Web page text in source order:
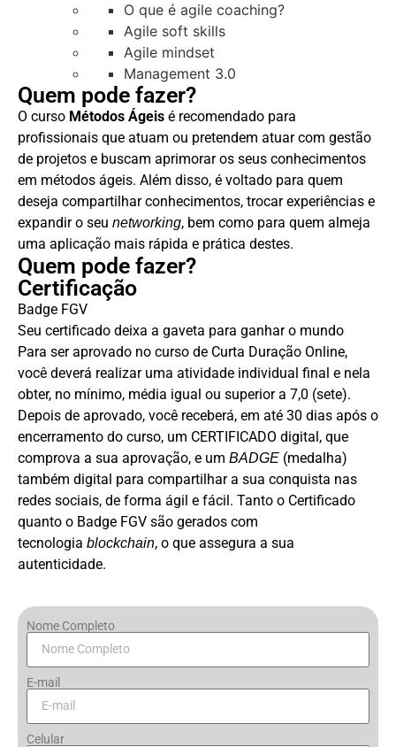
O que é agile coaching?
Agile soft skills
Agile mindset
Management 3.0
Quem pode fazer?
O curso Métodos Ágeis é recomendado para
profissionais que atuam ou pretendem atuar com gestão
de projetos e buscam aprimorar os seus conhecimentos
em métodos ágeis. Além disso, é voltado para quem
deseja compartilhar conhecimentos, trocar experiências e
expandir o seu networking, bem como para quem almeja
uma aplicação mais rápida e prática destes.
Quem pode fazer?
Certificação
Badge FGV
Seu certificado deixa a gaveta para ganhar o mundo
Para ser aprovado no curso de Curta Duração Online,
você deverá realizar uma atividade individual final e nela
obter, no mínimo, média igual ou superior a 7,0 (sete).
Depois de aprovado, você receberá, em até 30 dias após o
encerramento do curso, um CERTIFICADO digital, que
comprova a sua aprovação, e um BADGE (medalha)
também digital para compartilhar a sua conquista nas
redes sociais, de forma ágil e fácil. Tanto o Certificado
quanto o Badge FGV são gerados com
tecnologia blockchain, o que assegura a sua
autenticidade.
Nome Completo
E-mail
Celular